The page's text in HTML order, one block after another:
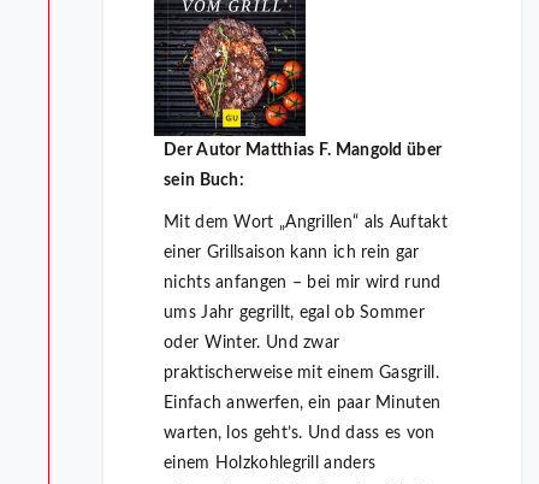
Der Autor Matthias F. Mangold über
sein Buch:
Mit dem Wort „Angrillen“ als Auftakt
einer Grillsaison kann ich rein gar
nichts anfangen – bei mir wird rund
ums Jahr gegrillt, egal ob Sommer
oder Winter. Und zwar
praktischerweise mit einem Gasgrill.
Einfach anwerfen, ein paar Minuten
warten, los geht’s. Und dass es von
einem Holzkohlegrill anders